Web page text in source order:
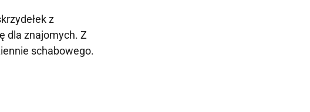
z
dla znajomych. Z
schabowego.